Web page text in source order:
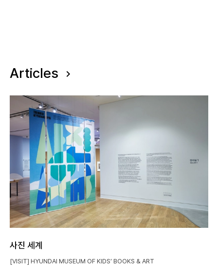
Articles
사진 세계
[VISIT] HYUNDAI MUSEUM OF KIDS’ BOOKS & ART